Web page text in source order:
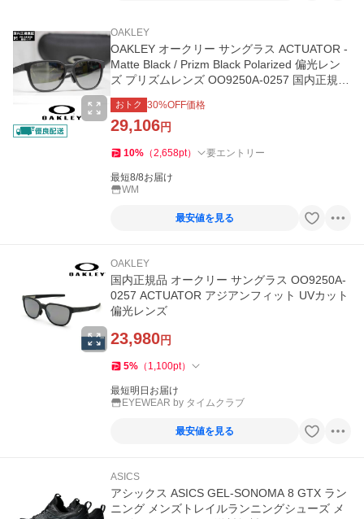
OAKLEY
OAKLEY オークリー サングラス ACTUATOR -
Matte Black / Prizm Black Polarized 偏光レン
ズ プリズムレンズ OO9250A-0257 国内正規品
アジアンフィット
おトク 30%OFF価格
29,106円
10% （2,658pt） 要エントリー
最短8/8お届け
WM
最安値を見る
OAKLEY
国内正規品 オークリー サングラス OO9250A-
0257 ACTUATOR アジアンフィット UVカット
偏光レンズ
23,980円
5% （ 1,100pt）
最短明日お届け
EYEWEAR by タイムクラブ
最安値を見る
ASICS
アシックス ASICS GEL-SONOMA 8 GTX ラン
ニング メンズトレイルランニングシューズ メ